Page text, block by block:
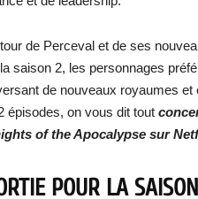
de Perceval et de ses
saison 2, les personnages
de nouveaux royaumes
épisodes, on vous dit tout
of the Apocalypse sur
POUR LA